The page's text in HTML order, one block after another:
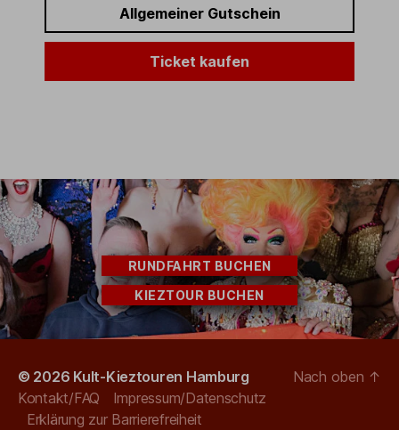
Allgemeiner Gutschein
Ticket kaufen
RUNDFAHRT BUCHEN
KIEZTOUR BUCHEN
© 2026 Kult-Kieztouren Hamburg
Kontakt/FAQ
Impressum/Datenschutz
Erklärung zur Barrierefreiheit
Nach oben ↑